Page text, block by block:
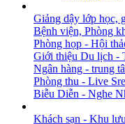
Giảng dậy lớp học,
Bệnh viện, Phòng
Phòng họp - Hội
Giới thiệu Du lịch -
Ngân hàng - trung
Phòng thu - Live
Biễu Diễn - Nghe
Khách sạn - Khu